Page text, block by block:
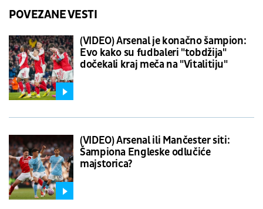
POVEZANE VESTI
(VIDEO) Arsenal je konačno šampion:
Evo kako su fudbaleri "tobdžija"
dočekali kraj meča na "Vitalitiju"
(VIDEO) Arsenal ili Mančester siti:
Šampiona Engleske odlučiće
majstorica?